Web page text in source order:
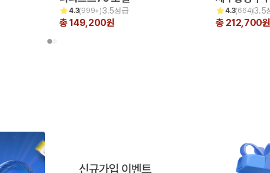
4.3(999+)3.5성급
총 149,200원
4.3(664)3.5
총 212,700원